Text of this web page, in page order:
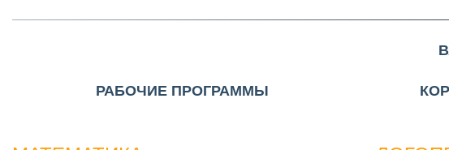
РАБОЧИЕ ПРОГРАММЫ